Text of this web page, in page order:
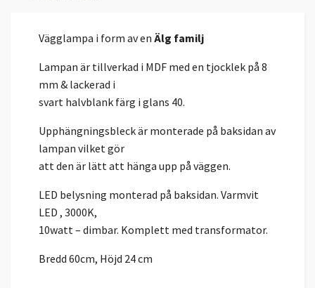
Vägglampa i form av en Älg familj
Lampan är tillverkad i MDF med en tjocklek på 8
mm & lackerad i
svart halvblank färg i glans 40.
Upphängningsbleck är monterade på baksidan av
lampan vilket gör
att den är lätt att hänga upp på väggen.
LED belysning monterad på baksidan. Varmvit
LED , 3000K,
10watt – dimbar. Komplett med transformator.
Bredd 60cm, Höjd 24 cm